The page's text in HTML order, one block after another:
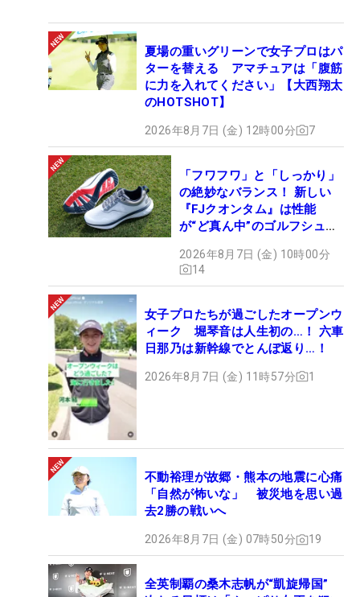
夏場の重いグリーンで女子プロはパ
ターを替える アマチュアは「腹筋
に力を入れてください」【大西翔太
のHOTSHOT】
2026年8月7日 (金) 12時00分 7
「フワフワ」と「しっかり」
の絶妙なバランス！ 新しい
『FJクオンタム』は性能
が“ど真ん中”のゴルフシュー
2026年8月7日 (金) 10時00分
14
女子プロたちが過ごしたオープンウ
ィーク 堀琴音は人生初の…！ 六車
日那乃は新幹線でとんぼ返り…！
2026年8月7日 (金) 11時57分 1
不動裕理が故郷・熊本の地震に心痛
「自然が怖いな」 被災地を思い過
去2勝の戦いへ
2026年8月7日 (金) 07時50分 19
全英制覇の桑木志帆が“凱旋帰国”